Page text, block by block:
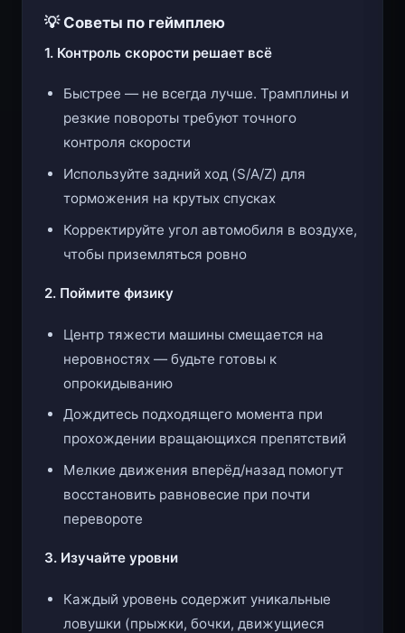
💡 Советы по геймплею
1. Контроль скорости решает всё
Быстрее — не всегда лучше. Трамплины и
резкие повороты требуют точного
контроля скорости
Используйте задний ход (S/A/Z) для
торможения на крутых спусках
Корректируйте угол автомобиля в воздухе,
чтобы приземляться ровно
2. Поймите физику
Центр тяжести машины смещается на
неровностях — будьте готовы к
опрокидыванию
Дождитесь подходящего момента при
прохождении вращающихся препятствий
Мелкие движения вперёд/назад помогут
восстановить равновесие при почти
перевороте
3. Изучайте уровни
Каждый уровень содержит уникальные
ловушки (прыжки, бочки, движущиеся